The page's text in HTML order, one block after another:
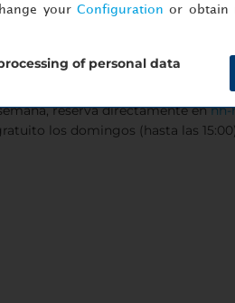
reserva directamente ennh-
los domingos (hasta las
your Configuration or obtain
of personal data